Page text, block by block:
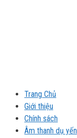
Trang Chủ
Giới thiệu
Chính sách
Âm thanh dụ yến